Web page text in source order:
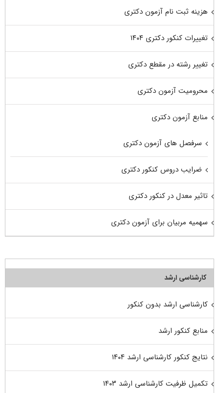
هزینه ثبت نام آزمون دکتری
تغییرات کنکور دکتری ۱۴۰۴
تغییر رشته در مقطع دکتری
محرومیت آزمون دکتری
منابع آزمون دکتری
سرفصل های آزمون دکتری
ضرایب دروس کنکور دکتری
تاثیر معدل در کنکور دکتری
سهمیه مربیان برای آزمون دکتری
کارشناسی ارشد
کارشناسی ارشد بدون کنکور
منابع کنکور ارشد
نتایج کنکور کارشناسی ارشد ۱۴۰۴
تکمیل ظرفیت کارشناسی ارشد ۱۴۰۳